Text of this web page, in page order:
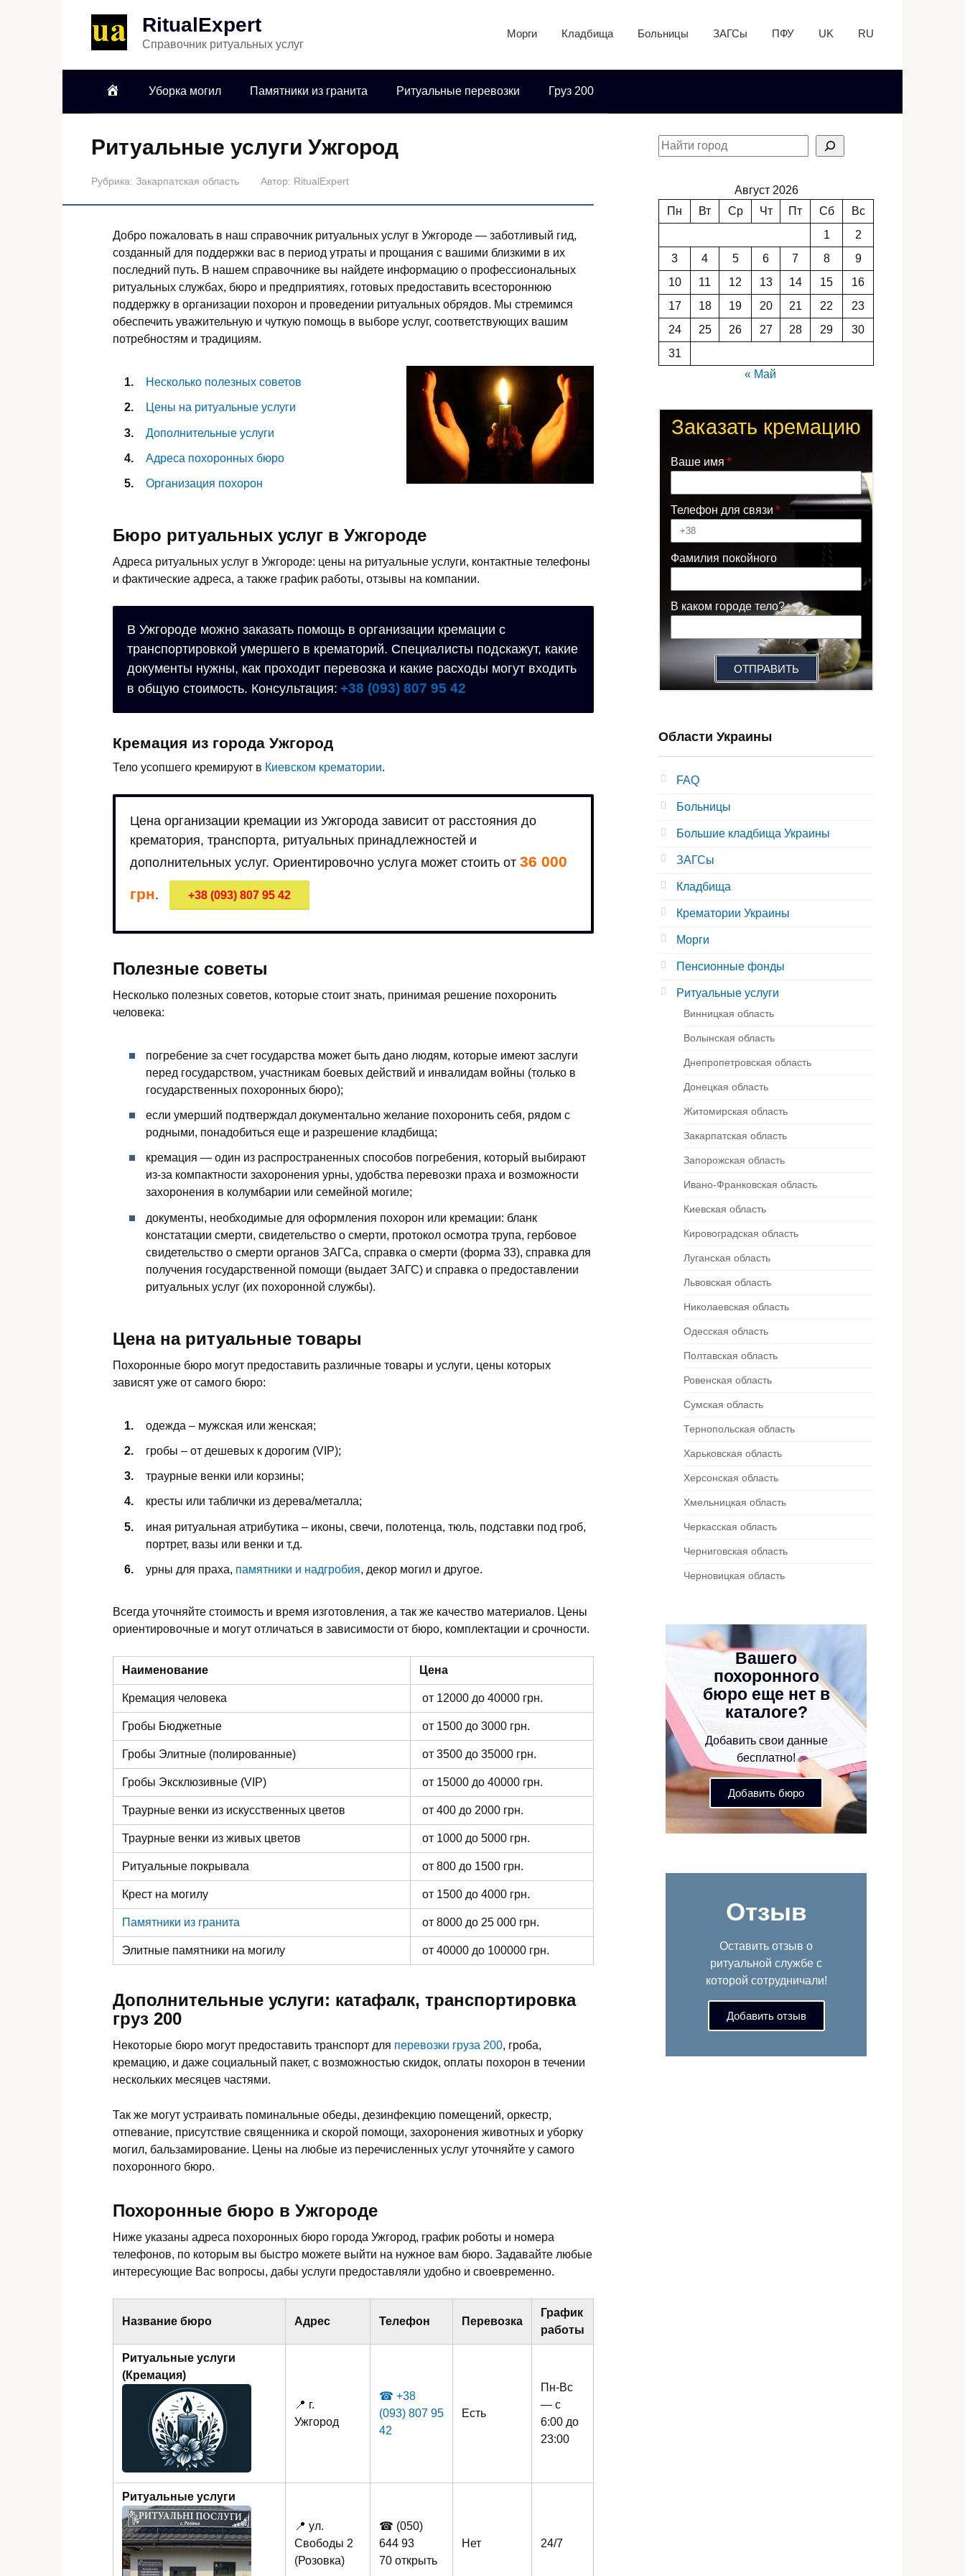
RitualExpert
Справочник ритуальных услуг
Морги Кладбища Больницы ЗАГСы ПФУ UK RU
Уборка могил Памятники из гранита Ритуальные перевозки Груз 200
Ритуальные услуги Ужгород
Рубрика: Закарпатская область Автор: RitualExpert
Добро пожаловать в наш справочник ритуальных услуг в Ужгороде — заботливый гид,
созданный для поддержки вас в период утраты и прощания с вашими близкими в их
последний путь. В нашем справочнике вы найдете информацию о профессиональных
ритуальных службах, бюро и предприятиях, готовых предоставить всестороннюю
поддержку в организации похорон и проведении ритуальных обрядов. Мы стремимся
обеспечить уважительную и чуткую помощь в выборе услуг, соответствующих вашим
потребностям и традициям.
Несколько полезных советов
Цены на ритуальные услуги
Дополнительные услуги
Адреса похоронных бюро
Организация похорон
Бюро ритуальных услуг в Ужгороде
Адреса ритуальных услуг в Ужгороде: цены на ритуальные услуги, контактные телефоны
и фактические адреса, а также график работы, отзывы на компании.
В Ужгороде можно заказать помощь в организации кремации с
транспортировкой умершего в крематорий. Специалисты подскажут, какие
документы нужны, как проходит перевозка и какие расходы могут входить
в общую стоимость. Консультация: +38 (093) 807 95 42
Кремация из города Ужгород
Тело усопшего кремируют в Киевском крематории.
Цена организации кремации из Ужгорода зависит от расстояния до
крематория, транспорта, ритуальных принадлежностей и
дополнительных услуг. Ориентировочно услуга может стоить от 36 000
грн. +38 (093) 807 95 42
Полезные советы
Несколько полезных советов, которые стоит знать, принимая решение похоронить
человека:
погребение за счет государства может быть дано людям, которые имеют заслуги
перед государством, участникам боевых действий и инвалидам войны (только в
государственных похоронных бюро);
если умерший подтверждал документально желание похоронить себя, рядом с
родными, понадобиться еще и разрешение кладбища;
кремация — один из распространенных способов погребения, который выбирают
из-за компактности захоронения урны, удобства перевозки праха и возможности
захоронения в колумбарии или семейной могиле;
документы, необходимые для оформления похорон или кремации: бланк
констатации смерти, свидетельство о смерти, протокол осмотра трупа, гербовое
свидетельство о смерти органов ЗАГСа, справка о смерти (форма 33), справка для
получения государственной помощи (выдает ЗАГС) и справка о предоставлении
ритуальных услуг (их похоронной службы).
Цена на ритуальные товары
Похоронные бюро могут предоставить различные товары и услуги, цены которых
зависят уже от самого бюро:
одежда – мужская или женская;
гробы – от дешевых к дорогим (VIP);
траурные венки или корзины;
кресты или таблички из дерева/металла;
иная ритуальная атрибутика – иконы, свечи, полотенца, тюль, подставки под гроб,
портрет, вазы или венки и т.д.
урны для праха, памятники и надгробия, декор могил и другое.
Всегда уточняйте стоимость и время изготовления, а так же качество материалов. Цены
ориентировочные и могут отличаться в зависимости от бюро, комплектации и срочности.
Наименование Цена
Кремация человека от 12000 до 40000 грн.
Гробы Бюджетные от 1500 до 3000 грн.
Гробы Элитные (полированные) от 3500 до 35000 грн.
Гробы Эксклюзивные (VIP) от 15000 до 40000 грн.
Траурные венки из искусственных цветов от 400 до 2000 грн.
Траурные венки из живых цветов от 1000 до 5000 грн.
Ритуальные покрывала от 800 до 1500 грн.
Крест на могилу от 1500 до 4000 грн.
Памятники из гранита от 8000 до 25 000 грн.
Элитные памятники на могилу от 40000 до 100000 грн.
Дополнительные услуги: катафалк, транспортировка
груз 200
Некоторые бюро могут предоставить транспорт для перевозки груза 200, гроба,
кремацию, и даже социальный пакет, с возможностью скидок, оплаты похорон в течении
нескольких месяцев частями.
Так же могут устраивать поминальные обеды, дезинфекцию помещений, оркестр,
отпевание, присутствие священника и скорой помощи, захоронения животных и уборку
могил, бальзамирование. Цены на любые из перечисленных услуг уточняйте у самого
похоронного бюро.
Похоронные бюро в Ужгороде
Ниже указаны адреса похоронных бюро города Ужгород, график роботы и номера
телефонов, по которым вы быстро можете выйти на нужное вам бюро. Задавайте любые
интересующие Вас вопросы, дабы услуги предоставляли удобно и своевременно.
Название бюро Адрес Телефон Перевозка
График
работы
Ритуальные услуги
(Кремация)
📍 г.
Ужгород
☎ +38
(093) 807 95
42
Есть
Пн-Вс
— с
6:00 до
23:00
Ритуальные услуги
📍 ул.
Свободы 2
(Розовка)
☎ (050)
644 93
70 открыть
Нет 24/7
Август 2026
Пн
Вт Ср Чт Пт Сб
Вс
1
2
3
4 5 6 7 8
9
10
11 12 13 14 15
16
17
18 19 20 21 22
23
24
25 26 27 28 29
30
31
« Май
Заказать кремацию
Ваше имя
Телефон для связи
Фамилия покойного
В каком городе тело?
ОТПРАВИТЬ
Области Украины
FAQ
Больницы
Большие кладбища Украины
ЗАГСы
Кладбища
Крематории Украины
Морги
Пенсионные фонды
Ритуальные услуги
Винницкая область
Волынская область
Днепропетровская область
Донецкая область
Житомирская область
Закарпатская область
Запорожская область
Ивано-Франковская область
Киевская область
Кировоградская область
Луганская область
Львовская область
Николаевская область
Одесская область
Полтавская область
Ровенская область
Сумская область
Тернопольская область
Харьковская область
Херсонская область
Хмельницкая область
Черкасская область
Черниговская область
Черновицкая область
Вашего
похоронного
бюро еще нет в
каталоге?
Добавить свои данные
бесплатно!
Добавить бюро
Отзыв
Оставить отзыв о
ритуальной службе с
которой сотрудничали!
Добавить отзыв